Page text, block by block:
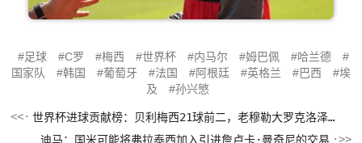
足球 C罗 梅西 世界杯 内马尔 姆巴佩
哈兰德
国家队
韩国 葡萄牙 法国 阿根廷 英格兰 巴西
埃
及
孙兴慜
世界杯进球贡献榜：贝利梅西21球前二，老穆勒大罗克洛泽分列3-5
迪马：国米可能将弗拉泰西加入引进詹卢卡·曼奇尼的交易